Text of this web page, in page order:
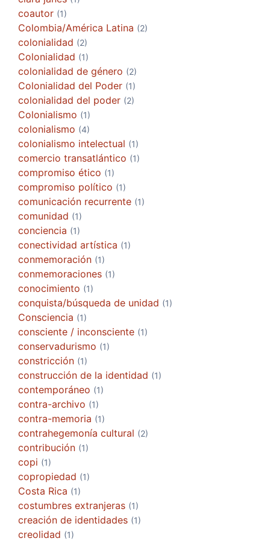
coautor (1)
Colombia/América Latina (2)
colonialidad (2)
Colonialidad (1)
colonialidad de género (2)
Colonialidad del Poder (1)
colonialidad del poder (2)
Colonialismo (1)
colonialismo (4)
colonialismo intelectual (1)
comercio transatlántico (1)
compromiso ético (1)
compromiso político (1)
comunicación recurrente (1)
comunidad (1)
conciencia (1)
conectividad artística (1)
conmemoración (1)
conmemoraciones (1)
conocimiento (1)
conquista/búsqueda de unidad (1)
Consciencia (1)
consciente / inconsciente (1)
conservadurismo (1)
constricción (1)
construcción de la identidad (1)
contemporáneo (1)
contra-archivo (1)
contra-memoria (1)
contrahegemonía cultural (2)
contribución (1)
copi (1)
copropiedad (1)
Costa Rica (1)
costumbres extranjeras (1)
creación de identidades (1)
creolidad (1)